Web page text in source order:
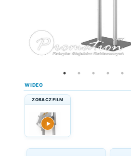
WIDEO
ZOBACZ FILM
▶